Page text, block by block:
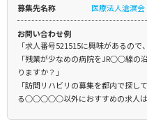
募集先名称 医療法人滄溟
お問い合わせ例
「求人番号521515に興味があるので
「残業が少なめの病院をJR○○線の
りますか？」
「訪問リハビリの募集を都内で探し
る○○○○○以外におすすめの求人は